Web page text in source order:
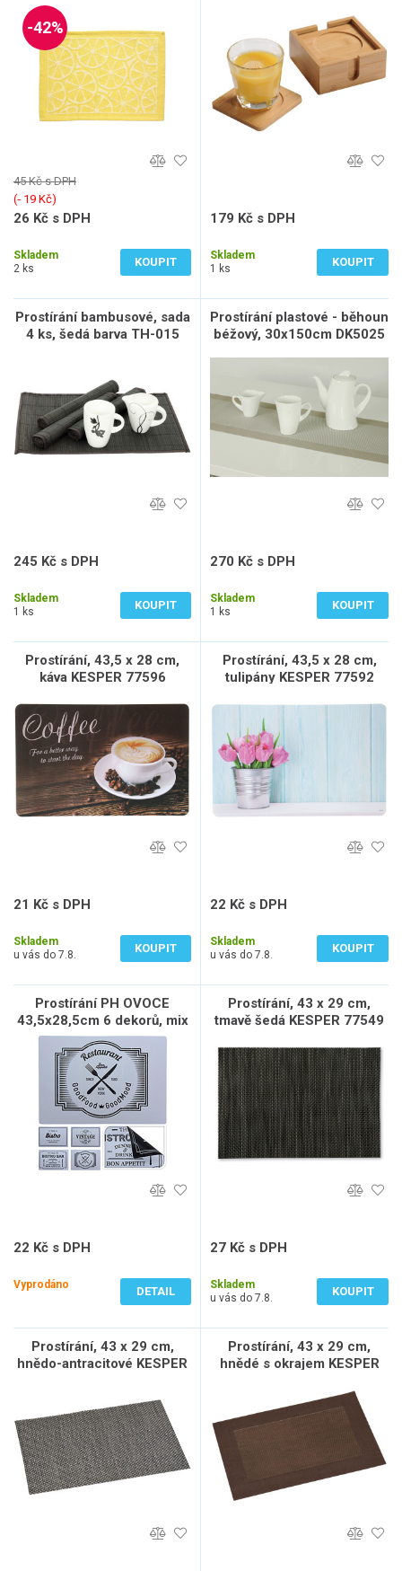
-42%
45 Kč s DPH
(‐ 19 Kč)
26 Kč s DPH
Skladem
2 ks
KOUPIT
179 Kč s DPH
Skladem
1 ks
KOUPIT
Prostírání bambusové, sada
4 ks, šedá barva TH-015
245 Kč s DPH
Skladem
1 ks
KOUPIT
Prostírání plastové - běhoun
béžový, 30x150cm DK5025
270 Kč s DPH
Skladem
1 ks
KOUPIT
Prostírání, 43,5 x 28 cm,
káva KESPER 77596
21 Kč s DPH
Skladem
u vás do 7.8.
KOUPIT
Prostírání, 43,5 x 28 cm,
tulipány KESPER 77592
22 Kč s DPH
Skladem
u vás do 7.8.
KOUPIT
Prostírání PH OVOCE
43,5x28,5cm 6 dekorů, mix
22 Kč s DPH
Vyprodáno
DETAIL
Prostírání, 43 x 29 cm,
tmavě šedá KESPER 77549
27 Kč s DPH
Skladem
u vás do 7.8.
KOUPIT
Prostírání, 43 x 29 cm,
hnědo-antracitové KESPER
Prostírání, 43 x 29 cm,
hnědé s okrajem KESPER